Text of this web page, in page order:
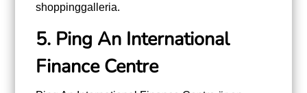
shoppinggalleria.
5. Ping An International
Finance Centre